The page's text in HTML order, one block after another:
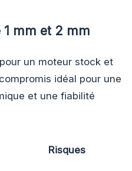
1 mm et 2 mm
un moteur stock et
idéal pour une
et une fiabilité
Risques